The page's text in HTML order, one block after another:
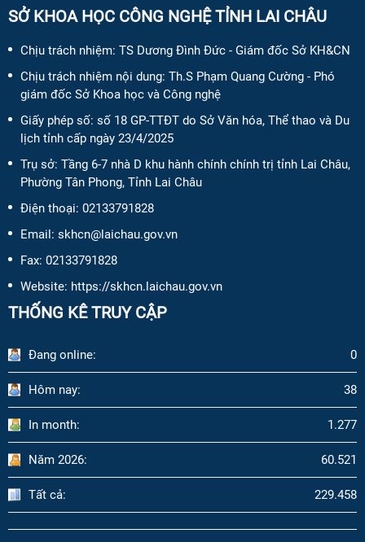
SỞ KHOA HỌC CÔNG NGHỆ TỈNH LAI CHÂU
Chịu trách nhiệm: TS Dương Đình Đức - Giám đốc Sở KH&CN
Chịu trách nhiệm nội dung: Th.S Phạm Quang Cường - Phó
giám đốc Sở Khoa học và Công nghệ
Giấy phép số: số 18 GP-TTĐT do Sở Văn hóa, Thể thao và Du
lịch tỉnh cấp ngày 23/4/2025
Trụ sở: Tầng 6-7 nhà D khu hành chính chính trị tỉnh Lai Châu,
Phường Tân Phong, Tỉnh Lai Châu
Điện thoại: 02133791828
Email: skhcn@laichau.gov.vn
Fax: 02133791828
Website: https://skhcn.laichau.gov.vn
THỐNG KÊ TRUY CẬP
Đang online: 0
Hôm nay: 38
In month: 1.277
Năm 2026: 60.521
Tất cả: 229.458